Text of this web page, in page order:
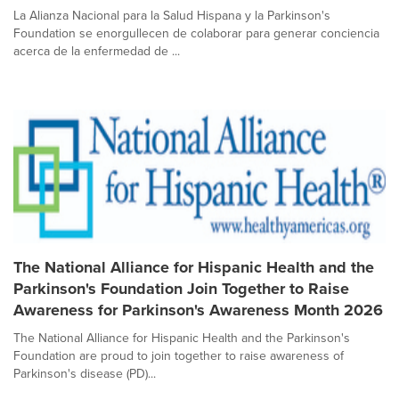
La Alianza Nacional para la Salud Hispana y la Parkinson's
Foundation se enorgullecen de colaborar para generar conciencia
acerca de la enfermedad de ...
The National Alliance for Hispanic Health and the
Parkinson's Foundation Join Together to Raise
Awareness for Parkinson's Awareness Month 2026
The National Alliance for Hispanic Health and the Parkinson's
Foundation are proud to join together to raise awareness of
Parkinson's disease (PD)...